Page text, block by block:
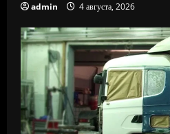
admin 4 августа, 2026